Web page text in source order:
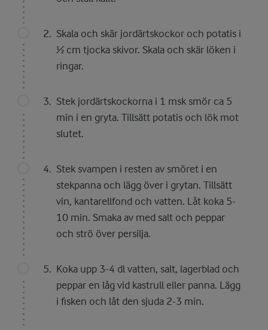
Skala och skär jordärtskockor och potatis i
½ cm tjocka skivor. Skala och skär löken i
ringar.
Stek jordärtskockorna i 1 msk smör ca 5
min i en gryta. Tillsätt potatis och lök mot
slutet.
Stek svampen i resten av smöret i en
stekpanna och lägg över i grytan. Tillsätt
vin, kantarellfond och vatten. Låt koka 5-
10 min. Smaka av med salt och peppar
och strö över persilja.
Koka upp 3-4 dl vatten, salt, lagerblad och
peppar en låg vid kastrull eller panna. Lägg
i fisken och låt den sjuda 2-3 min.